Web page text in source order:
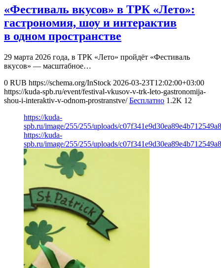
«Фестиваль вкусов» в ТРК «Лето»:
гастрономия, шоу и интерактив
в одном пространстве
29 марта 2026 года, в ТРК «Лето» пройдёт «Фестиваль
вкусов» — масштабное…
0 RUB https://schema.org/InStock 2026-03-23T12:02:00+03:00
https://kuda-spb.ru/event/festival-vkusov-v-trk-leto-gastronomija-
shou-i-interaktiv-v-odnom-prostranstve/ Бесплатно 1.2K 12
https://kuda-
spb.ru/image/255/255/uploads/
https://kuda-
spb.ru/image/255/255/uploads/